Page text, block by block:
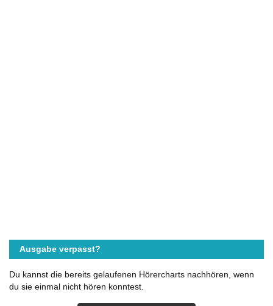
Ausgabe verpasst?
Du kannst die bereits gelaufenen Hörercharts nachhören, wenn
du sie einmal nicht hören konntest.